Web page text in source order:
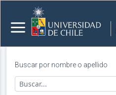
Buscar por nombre o apellido